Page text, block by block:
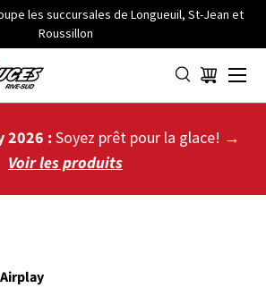
les succursales de Longueuil, St-Jean et
Roussillon
Panier
Menu
2026 :Soyez prêt pour la glace! →
Voir les produits